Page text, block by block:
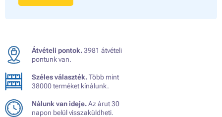
Átvételi pontok.3981 átvételi
pontunk van.
Széles választék.Több mint
38000 terméket kínálunk.
Nálunk van ideje.Az árut 30
napon belül visszaküldheti.